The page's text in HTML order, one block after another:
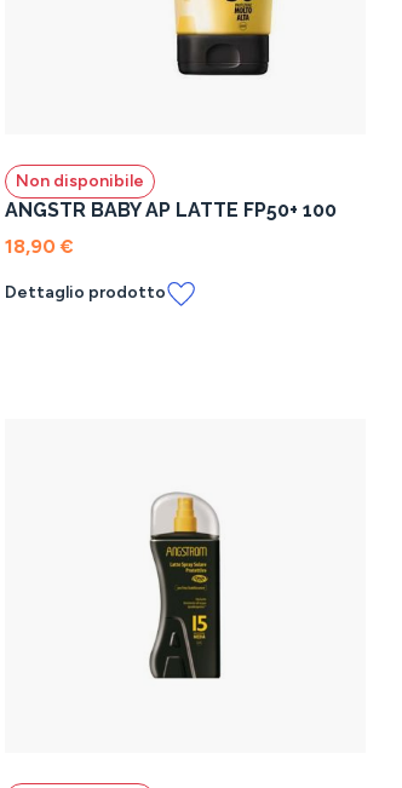
Non disponibile
ANGSTR BABY AP LATTE FP50+ 100
18,90 €
Dettaglio prodotto